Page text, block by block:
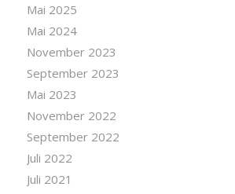
Mai 2025
Mai 2024
November 2023
September 2023
Mai 2023
November 2022
September 2022
Juli 2022
Juli 2021